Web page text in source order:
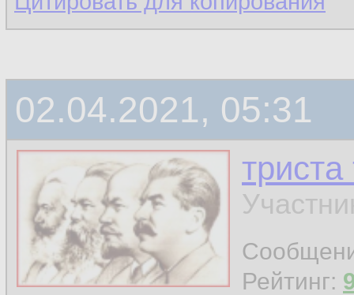
02.04.2021, 05:31
Рейтинг: